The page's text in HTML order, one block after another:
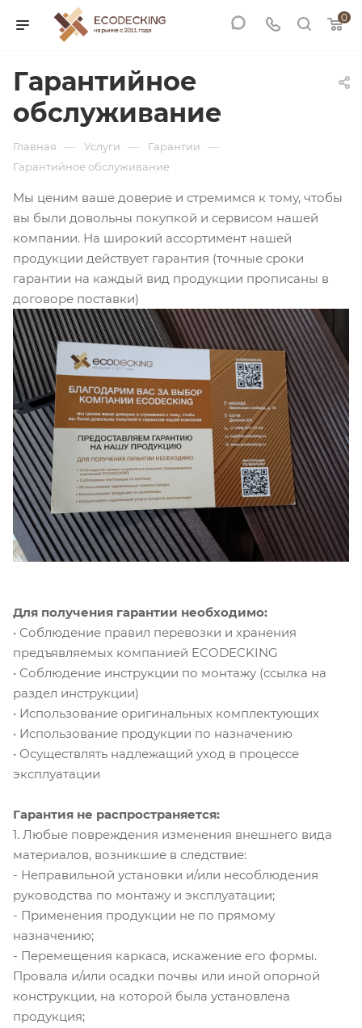
0
Гарантийное
обслуживание
Главная — Услуги — Гарантии —
Гарантийное обслуживание
Мы ценим ваше доверие и стремимся к тому, чтобы
вы были довольны покупкой и сервисом нашей
компании. На широкий ассортимент нашей
продукции действует гарантия (точные сроки
гарантии на каждый вид продукции прописаны в
договоре поставки)
Для получения гарантии необходимо:
• Соблюдение правил перевозки и хранения
предъявляемых компанией ECODECKING
• Соблюдение инструкции по монтажу (ссылка на
раздел инструкции)
• Использование оригинальных комплектующих
• Использование продукции по назначению
• Осуществлять надлежащий уход в процессе
эксплуатации
Гарантия не распространяется:
1. Любые повреждения изменения внешнего вида
материалов, возникшие в следствие:
- Неправильной установки и/или несоблюдения
руководства по монтажу и эксплуатации;
- Применения продукции не по прямому
назначению;
- Перемещения каркаса, искажение его формы.
Провала и/или осадки почвы или иной опорной
конструкции, на которой была установлена
продукция;